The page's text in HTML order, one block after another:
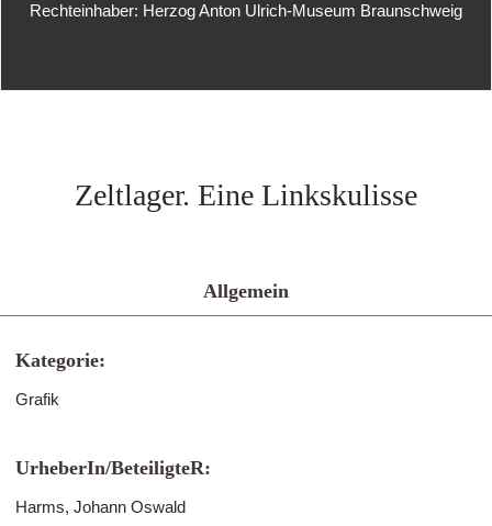
Rechteinhaber: Herzog Anton Ulrich-Museum Braunschweig
Zeltlager. Eine Linkskulisse
Allgemein
Kategorie:
Grafik
UrheberIn/BeteiligteR:
Harms, Johann Oswald